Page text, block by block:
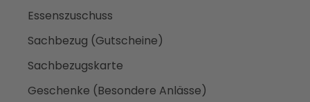
Essenszuschuss
Sachbezug (Gutscheine)
Sachbezugskarte
Geschenke (Besondere Anlässe)